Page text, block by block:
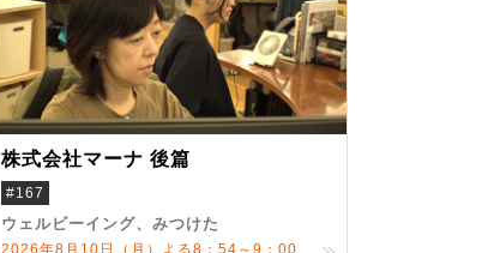
株式会社マーナ 後篇
#167
ウェルビーイング、みつけた
2026年8月10日（月）よる8：54～9：00